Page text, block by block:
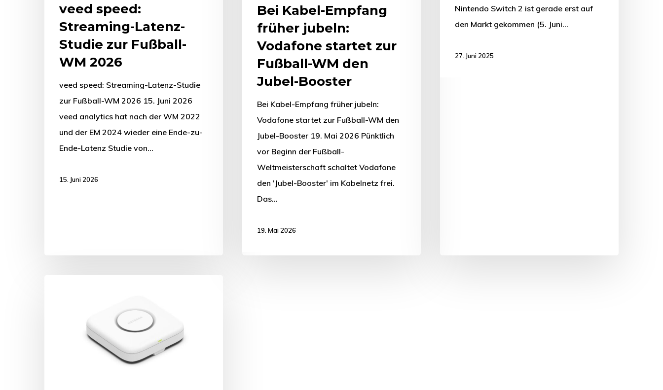
veed speed:
Streaming-Latenz-
Studie zur Fußball-
WM 2026
veed speed: Streaming-Latenz-Studie
zur Fußball-WM 2026 15. Juni 2026
veed analytics hat nach der WM 2022
und der EM 2024 wieder eine Ende-zu-
Ende-Latenz Studie von…
15. Juni 2026
Bei Kabel-Empfang
früher jubeln:
Vodafone startet zur
Fußball-WM den
Jubel-Booster
Bei Kabel-Empfang früher jubeln:
Vodafone startet zur Fußball-WM den
Jubel-Booster 19. Mai 2026 Pünktlich
vor Beginn der Fußball-
Weltmeisterschaft schaltet Vodafone
den 'Jubel-Booster' im Kabelnetz frei.
Das…
19. Mai 2026
Nintendo Switch 2 ist gerade erst auf
den Markt gekommen (5. Juni…
27. Juni 2025